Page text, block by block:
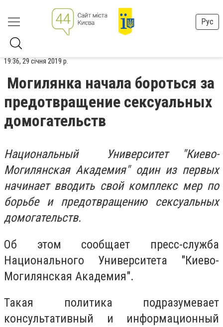
Рус
19:36, 29 січня 2019 р.
Могилянка начала бороться за
предотвращение сексуальных
домогательств
Национальный Университет "Киево-
Могилянская Академия" один из первых
начинает вводить свой комплекс мер по
борьбе и предотвращению сексуальных
домогательств.
Об этом сообщает пресс-служба
Национального Университета "Киево-
Могилянская Академия".
Такая политика подразумевает
консультативный и информационный